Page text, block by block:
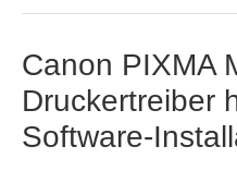
Canon PIXMA
Druckertreiber
Software-